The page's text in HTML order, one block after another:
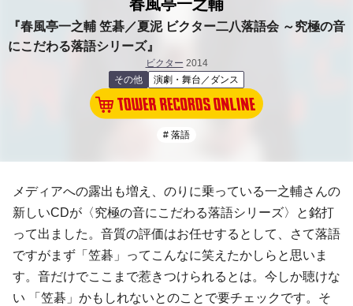
春風亭一之輔
『春風亭一之輔 笠碁／夏泥 ビクター二八落語会 ～究極の音
にこだわる落語シリーズ』
ビクター 2014
その他
演劇・舞台／ダンス
# 落語
メディアへの露出も増え、のりに乗っている一之輔さんの
新しいCDが〈究極の音にこだわる落語シリーズ〉と銘打
って出ました。音質の評価はお任せするとして、さて落語
ですがまず「笠碁」ってこんなに笑えたかしらと思いま
す。音だけでここまで惹きつけられるとは。今しか聴けな
い 「笠碁」かもしれないとのことで要チェックです。そ